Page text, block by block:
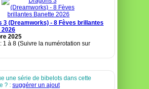
3 (Dreamworks) - 8 Fèves brillantes
2026
2025
1 à 8 (Suivre la numérotation sur
une série de bibelots dans cette
? : suggérer un ajout